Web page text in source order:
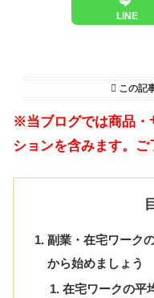
LINE
この記
※当ブログでは商品・
ションを含みます。ご
副業・在宅ワーク
から始めましょう
在宅ワークの平